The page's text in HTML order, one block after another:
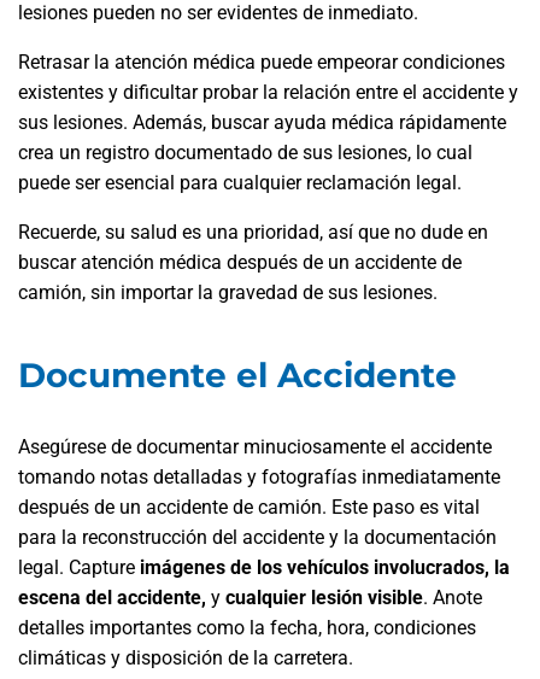
lesiones pueden no ser evidentes de inmediato.
Retrasar la atención médica puede empeorar condiciones
existentes y dificultar probar la relación entre el accidente y
sus lesiones. Además, buscar ayuda médica rápidamente
crea un registro documentado de sus lesiones, lo cual
puede ser esencial para cualquier reclamación legal.
Recuerde, su salud es una prioridad, así que no dude en
buscar atención médica después de un accidente de
camión, sin importar la gravedad de sus lesiones.
Documente el Accidente
Asegúrese de documentar minuciosamente el accidente
tomando notas detalladas y fotografías inmediatamente
después de un accidente de camión. Este paso es vital
para la reconstrucción del accidente y la documentación
legal. Capture imágenes de los vehículos involucrados, la
escena del accidente, y cualquier lesión visible. Anote
detalles importantes como la fecha, hora, condiciones
climáticas y disposición de la carretera.